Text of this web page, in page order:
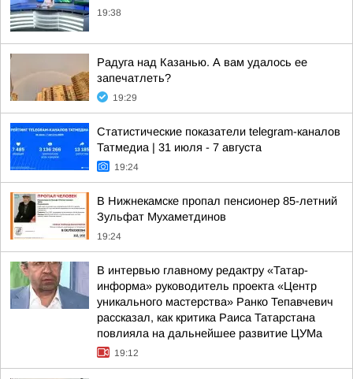
19:38
Радуга над Казанью. А вам удалось ее
запечатлеть?
19:29
Статистические показатели telegram-каналов
Татмедиа | 31 июля - 7 августа
19:24
В Нижнекамске пропал пенсионер 85-летний
Зульфат Мухаметдинов
19:24
В интервью главному редактру «Татар-
информа» руководитель проекта «Центр
уникального мастерства» Ранко Тепавчевич
рассказал, как критика Раиса Татарстана
повлияла на дальнейшее развитие ЦУМа
19:12